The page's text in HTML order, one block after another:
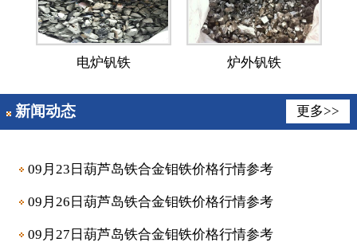
电炉钒铁 炉外钒铁
新闻动态 更多>>
09月23日葫芦岛铁合金钼铁价格行情参考
09月26日葫芦岛铁合金钼铁价格行情参考
09月27日葫芦岛铁合金钼铁价格行情参考